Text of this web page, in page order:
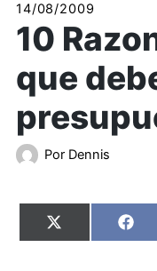
14/08/2009
10
que
Por Dennis
Compartir
en
X
(Twitter) en